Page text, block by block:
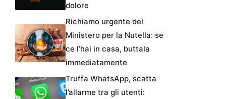
dolore
Richiamo urgente del
Ministero per la Nutella: se
ce l’hai in casa, buttala
immediatamente
Truffa WhatsApp, scatta
l’allarme tra gli utenti: